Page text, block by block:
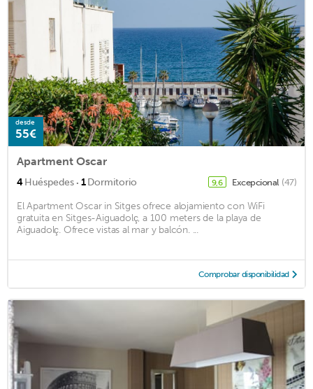
desde
55€
Apartment Oscar
4Huéspedes · 1Dormitorio 9,6 Excepcional (47)
El Apartment Oscar in Sitges ofrece alojamiento con WiFi
gratuita en Sitges-Aiguadolç, a 100 meters de la playa de
Aiguadolç. Ofrece vistas al mar y balcón. ...
Comprobar disponibilidad